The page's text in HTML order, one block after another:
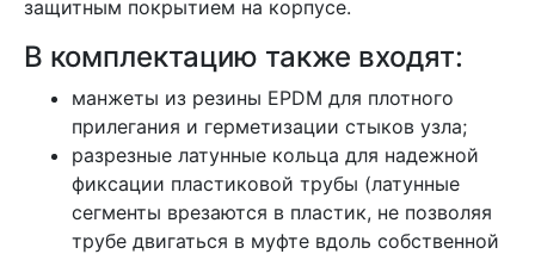
защитным покрытием на корпусе.
В комплектацию также входят:
манжеты из резины EPDM для плотного
прилегания и герметизации стыков узла;
разрезные латунные кольца для надежной
фиксации пластиковой трубы (латунные
сегменты врезаются в пластик, не позволяя
трубе двигаться в муфте вдоль собственной